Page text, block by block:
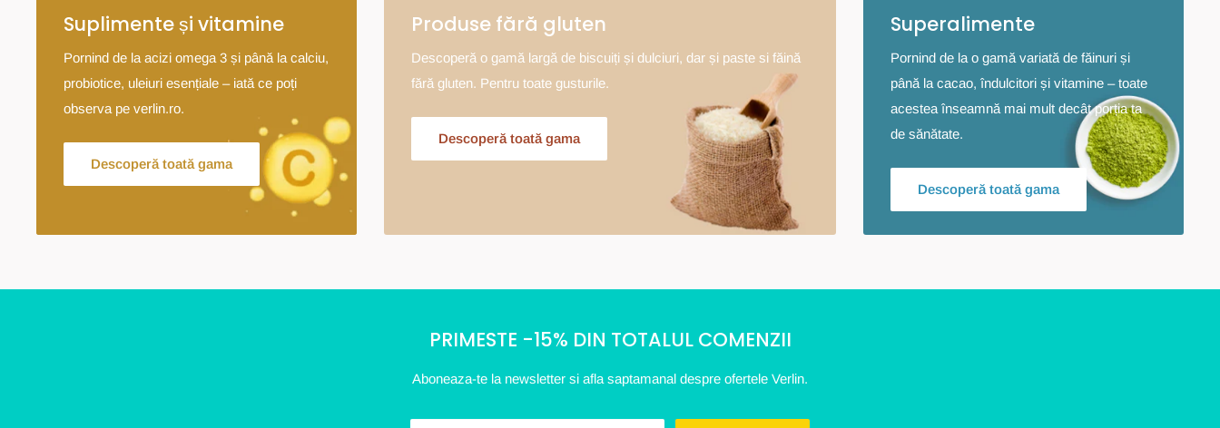
Suplimente și vitamine
Pornind de la acizi omega 3 și până la calciu,
probiotice, uleiuri esențiale – iată ce poți
observa pe verlin.ro.
Descoperă toată gama
Produse fără gluten
Descoperă o gamă largă de biscuiți și dulciuri, dar și paste si făină
fără gluten. Pentru toate gusturile.
Descoperă toată gama
Superalimente
Pornind de la o gamă variată de făinuri și
până la cacao, îndulcitori și vitamine – toate
acestea înseamnă mai mult decât porția ta
de sănătate.
Descoperă toată gama
PRIMESTE -15% DIN TOTALUL COMENZII
Aboneaza-te la newsletter si afla saptamanal despre ofertele Verlin.